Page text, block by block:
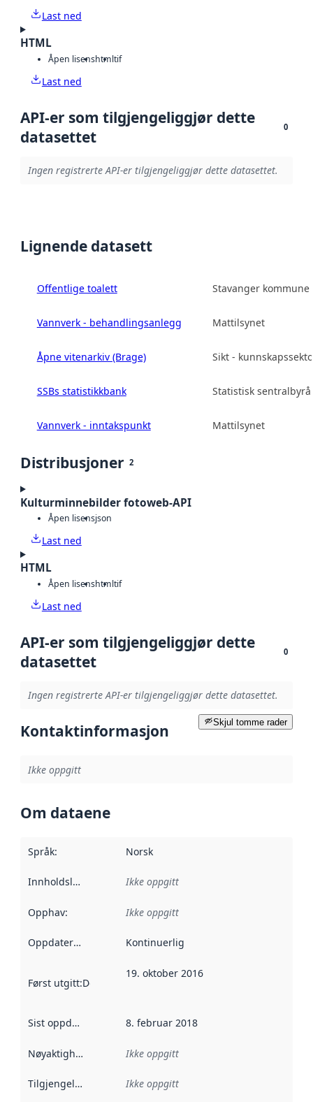
Last ned
HTML
Åpen lisenshtmltif
Last ned
API-er som tilgjengeliggjør dette
datasettet
0
Ingen registrerte API-er tilgjengeliggjør dette datasettet.
Lignende datasett
Offentlige toalett Stavanger kommune
Vannverk - behandlingsanlegg Mattilsynet
Åpne vitenarkiv (Brage) Sikt -
SSBs statistikkbank Statistisk sentralbyrå
Vannverk - inntakspunkt Mattilsynet
Distribusjoner 2
Kulturminnebilder fotoweb-API
Åpen lisensjson
Last ned
HTML
Åpen lisenshtmltif
Last ned
API-er som tilgjengeliggjør dette
datasettet
0
Ingen registrerte API-er tilgjengeliggjør dette datasettet.
Skjul tomme rader
Kontaktinformasjon
Ikke oppgitt
Om dataene
Språk: Norsk
Innholdsleverandører :
Ikke oppgitt
Opphav: Ikke oppgitt
Oppdateringsfrekvens :
Kontinuerlig
Først utgitt:Denne datoen sier når dataene i dette
19. oktober 2016
Sist oppdatert 8. februar 2018
Nøyaktighet Ikke oppgitt
Tilgjengelighet Ikke oppgitt